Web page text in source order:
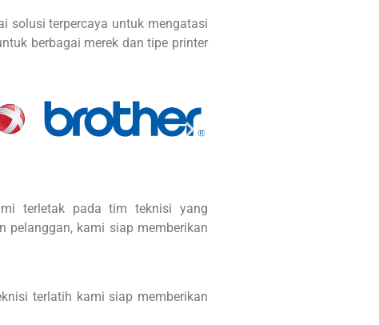
solusi terpercaya untuk mengatasi
berbagai merek dan tipe printer
terletak pada tim teknisi yang
pelanggan, kami siap memberikan
terlatih kami siap memberikan